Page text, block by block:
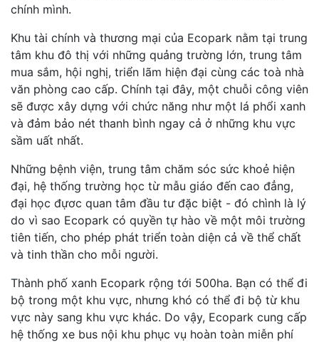
chính mình.
Khu tài chính và thương mại của Ecopark nằm tại trung
tâm khu đô thị với những quảng trường lớn, trung tâm
mua sắm, hội nghị, triển lãm hiện đại cùng các toà nhà
văn phòng cao cấp. Chính tại đây, một chuỗi công viên
sẽ được xây dựng với chức năng như một lá phổi xanh
và đảm bảo nét thanh bình ngay cả ở những khu vực
sầm uất nhất.
Những bệnh viện, trung tâm chăm sóc sức khoẻ hiện
đại, hệ thống trường học từ mẫu giáo đến cao đẳng,
đại học đựơc quan tâm đầu tư đặc biệt - đó chình là lý
do vì sao Ecopark có quyền tự hào về một môi trường
tiên tiến, cho phép phát triển toàn diện cả về thể chất
và tinh thần cho mỗi người.
Thành phố xanh Ecopark rộng tới 500ha. Bạn có thể đi
bộ trong một khu vực, nhưng khó có thể đi bộ từ khu
vực này sang khu vực khác. Do vậy, Ecopark cung cấp
hệ thống xe bus nội khu phục vụ hoàn toàn miễn phí